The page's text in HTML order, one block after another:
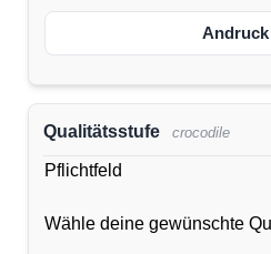
Andruck
Qualitätsstufe crocodile
Pflichtfeld
Wähle deine gewünschte